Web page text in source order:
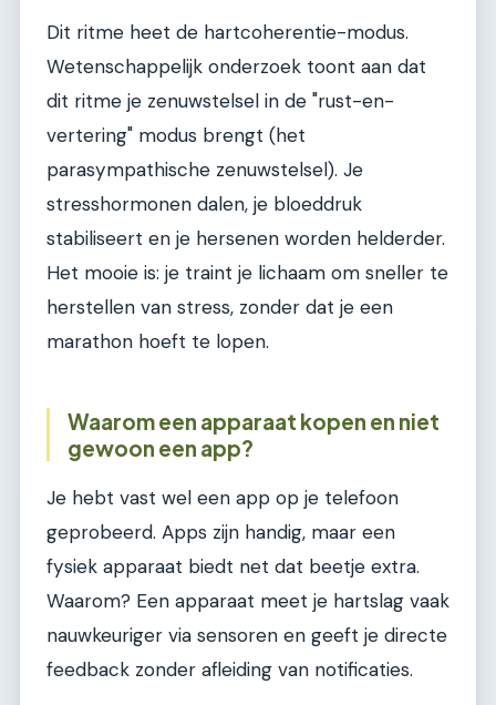
Dit ritme heet de hartcoherentie-modus.
Wetenschappelijk onderzoek toont aan dat
dit ritme je zenuwstelsel in de "rust-en-
vertering" modus brengt (het
parasympathische zenuwstelsel). Je
stresshormonen dalen, je bloeddruk
stabiliseert en je hersenen worden helderder.
Het mooie is: je traint je lichaam om sneller te
herstellen van stress, zonder dat je een
marathon hoeft te lopen.
Waarom een apparaat kopen en niet
gewoon een app?
Je hebt vast wel een app op je telefoon
geprobeerd. Apps zijn handig, maar een
fysiek apparaat biedt net dat beetje extra.
Waarom? Een apparaat meet je hartslag vaak
nauwkeuriger via sensoren en geeft je directe
feedback zonder afleiding van notificaties.